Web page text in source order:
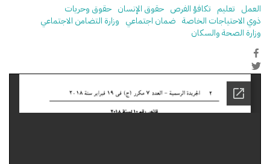
العمل تعليم تكافؤ الفرص حقوق الإنسان حقوق وحريات
ذوي الاحتياجات الخاصة ضمان اجتماعي وزارة التضامن الاجتماعي
وزارة الصحة والسكان